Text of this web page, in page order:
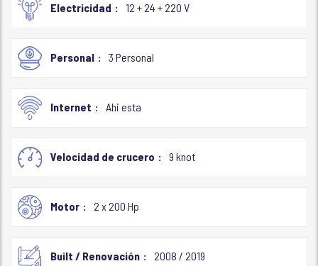
Electricidad 12 + 24 + 220 V
Personal 3 Personal
Internet Ahi esta
Velocidad de crucero 9 knot
Motor 2 x 200 Hp
Built / Renovación 2008 / 2019